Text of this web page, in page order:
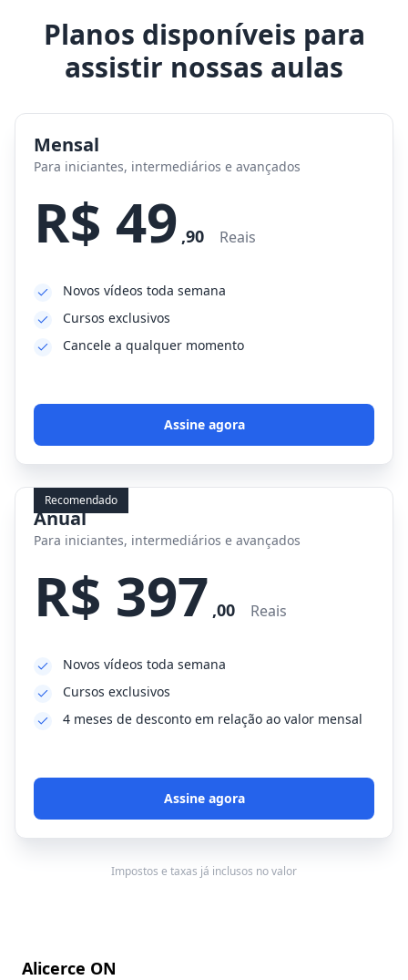
Planos disponíveis para
assistir nossas aulas
Mensal
Para iniciantes, intermediários e avançados
R$ 49 ,90 Reais
Novos vídeos toda semana
Cursos exclusivos
Cancele a qualquer momento
Assine agora
Anual
Para iniciantes, intermediários e avançados
Recomendado
R$ 397 ,00 Reais
Novos vídeos toda semana
Cursos exclusivos
4 meses de desconto em relação ao valor mensal
Assine agora
Impostos e taxas já inclusos no valor
Alicerce ON